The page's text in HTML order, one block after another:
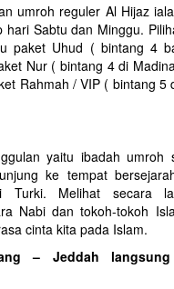
umroh reguler Al Hijaz
hari Sabtu dan Minggu.
paket Uhud ( bintang 4
Nur ( bintang 4 di
Rahmah / VIP ( bintang 5
yaitu ibadah umroh
ke tempat
Turki. Melihat secara
Nabi dan tokoh-tokoh
cinta kita pada Islam.
– Jeddah